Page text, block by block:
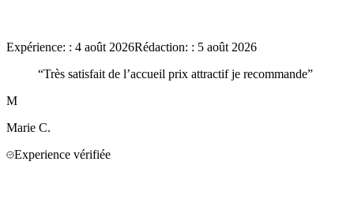
Expérience: : 4 août 2026Rédaction: : 5 août 2026
“Très satisfait de l’accueil prix attractif je recommande”
M
Marie C.
Experience vérifiée